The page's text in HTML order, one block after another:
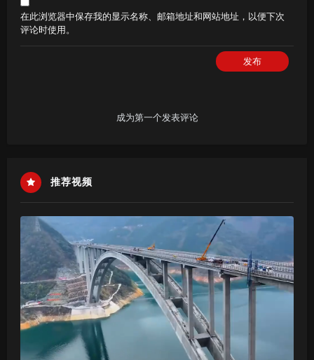
在此浏览器中保存我的显示名称、邮箱地址和网站地址，以便下次
评论时使用。
发布
成为第一个发表评论
推荐视频